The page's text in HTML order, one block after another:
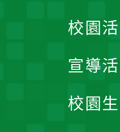
校園
宣導
校園